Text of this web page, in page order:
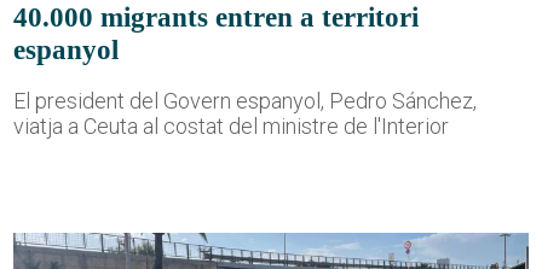
40.000 migrants entren a territori
espanyol
El president del Govern espanyol, Pedro Sánchez,
viatja a Ceuta al costat del ministre de l'Interior